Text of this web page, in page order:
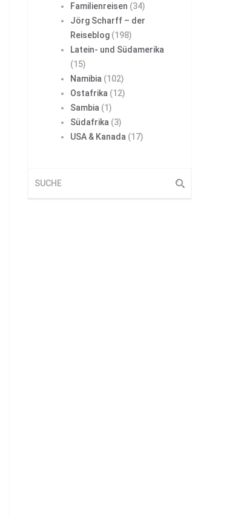
Familienreisen (34)
Jörg Scharff – der
Reiseblog (198)
Latein- und Südamerika
(15)
Namibia (102)
Ostafrika (12)
Sambia (1)
Südafrika (3)
USA & Kanada (17)